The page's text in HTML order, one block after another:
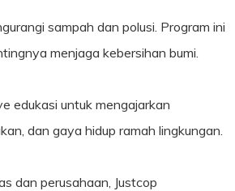
sampah dan polusi. Program ini
menjaga kebersihan bumi.
edukasi untuk mengajarkan
dan gaya hidup ramah lingkungan.
dan perusahaan, Justcop